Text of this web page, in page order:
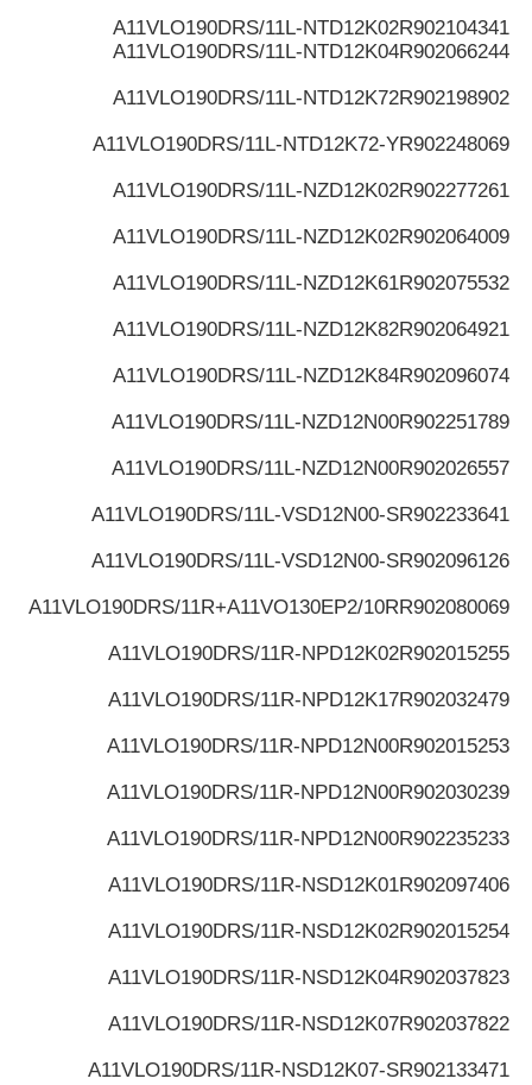
R902104341
A11VLO190DRS/11L-NTD12K02
R902066244
A11VLO190DRS/11L-NTD12K04
R902198902
A11VLO190DRS/11L-NTD12K72
R902248069
A11VLO190DRS/11L-NTD12K72-Y
R902277261
A11VLO190DRS/11L-NZD12K02
R902064009
A11VLO190DRS/11L-NZD12K02
R902075532
A11VLO190DRS/11L-NZD12K61
R902064921
A11VLO190DRS/11L-NZD12K82
R902096074
A11VLO190DRS/11L-NZD12K84
R902251789
A11VLO190DRS/11L-NZD12N00
R902026557
A11VLO190DRS/11L-NZD12N00
R902233641
A11VLO190DRS/11L-VSD12N00-S
R902096126
A11VLO190DRS/11L-VSD12N00-S
R902080069
A11VLO190DRS/11R+A11VO130EP2/10R
R902015255
A11VLO190DRS/11R-NPD12K02
R902032479
A11VLO190DRS/11R-NPD12K17
R902015253
A11VLO190DRS/11R-NPD12N00
R902030239
A11VLO190DRS/11R-NPD12N00
R902235233
A11VLO190DRS/11R-NPD12N00
R902097406
A11VLO190DRS/11R-NSD12K01
R902015254
A11VLO190DRS/11R-NSD12K02
R902037823
A11VLO190DRS/11R-NSD12K04
R902037822
A11VLO190DRS/11R-NSD12K07
R902133471
A11VLO190DRS/11R-NSD12K07-S